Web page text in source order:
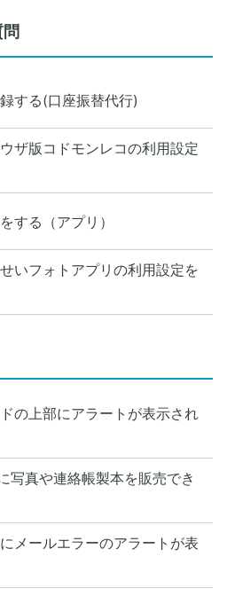
する(口座振替代行)
ウザ版コドモンレコの利用設定
する（アプリ）
せいフォトアプリの利用設定を
の上部にアラートが表示され
写真や連絡帳製本を販売でき
メールエラーのアラートが表